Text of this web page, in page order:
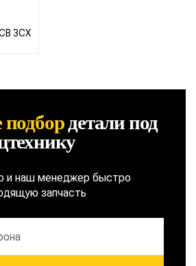
3CX
подбордеталипод
и наш менеджер быстро
запчасть